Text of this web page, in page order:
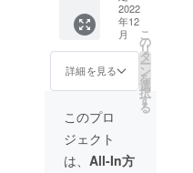
レるこ
とがあ
ります
が、11
月下旬
け出来
ると思
いま
す。
家民宿
の宿泊
（一人
一泊）
です。
複数
人でお
申し込
みの場
合の宿
泊は5人
まで可
2022
年12
月
詳細を見る
こ
の
リ
タ
ー
ン
を
選
択
す
る
このプロ
ジェクト
は、 All-In方